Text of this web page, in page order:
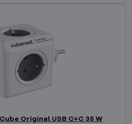
Original USB C+C 35 W